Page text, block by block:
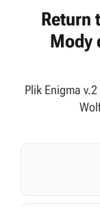
Return
Mody
Plik Enigma